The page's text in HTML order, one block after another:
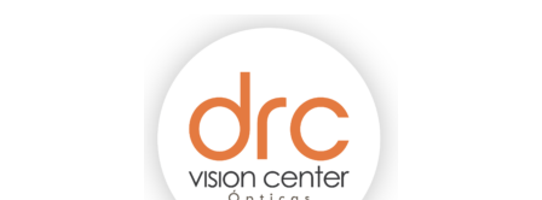
MENÚ
PRINCIPAL